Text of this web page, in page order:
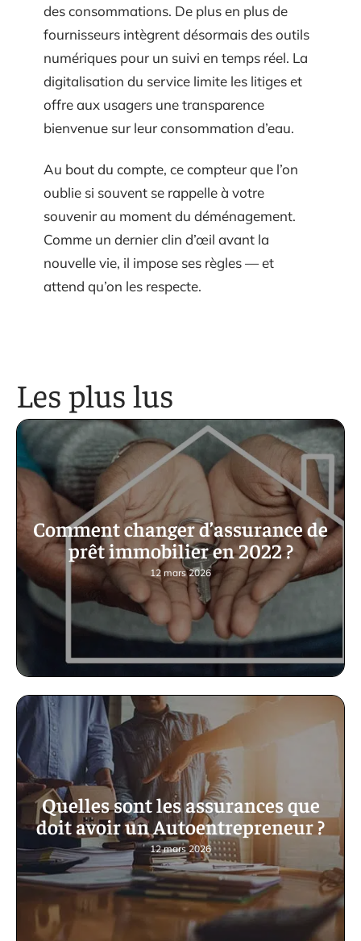
des consommations. De plus en plus de
fournisseurs intègrent désormais des outils
numériques pour un suivi en temps réel. La
digitalisation du service limite les litiges et
offre aux usagers une transparence
bienvenue sur leur consommation d’eau.
Au bout du compte, ce compteur que l’on
oublie si souvent se rappelle à votre
souvenir au moment du déménagement.
Comme un dernier clin d’œil avant la
nouvelle vie, il impose ses règles — et
attend qu’on les respecte.
Les plus lus
Comment changer d’assurance de
prêt immobilier en 2022 ?
12 mars 2026
Quelles sont les assurances que
doit avoir un Autoentrepreneur ?
12 mars 2026